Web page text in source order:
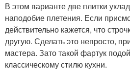
В этом варианте две плитки
наподобие плетения. Если
действительно кажется, что
другую. Сделать это непросто,
мастера. Зато такой фартук
классическому стилю кухни.